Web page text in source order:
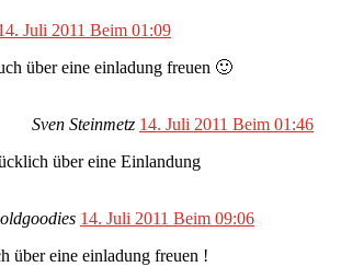
Juli 2011 Beim 01:09
über eine einladung freuen 🙂
Sven Steinmetz 14. Juli 2011 Beim 01:46
über eine Einlandung
oldgoodies 14. Juli 2011 Beim 09:06
über eine einladung freuen !